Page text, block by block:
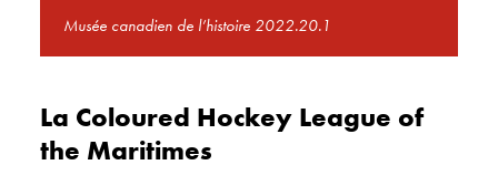
Musée canadien de l’histoire 2022.20.1
La Coloured Hockey League of
the Maritimes